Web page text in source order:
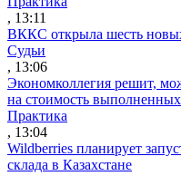
, 13:11
ВККС открыла шесть
Судьи
, 13:06
Экономколлегия решит,
на стоимость
Практика
, 13:04
Wildberries планирует
склада в Казахстане